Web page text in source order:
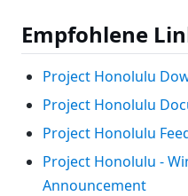
Empfohlene
Project Honolulu
Project Honolulu
Project Honolulu
Project Honolulu -
Announcement